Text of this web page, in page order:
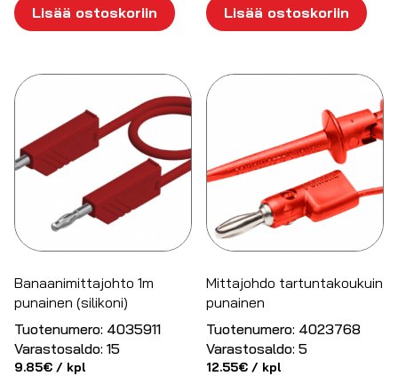
Lisää ostoskoriin Lisää ostoskoriin
Banaanimittajohto 1m
punainen (silikoni)
Tuotenumero: 4035911
Varastosaldo: 15
9.85€ / kpl
Mittajohdo tartuntakoukuin
punainen
Tuotenumero: 4023768
Varastosaldo: 5
12.55€ / kpl